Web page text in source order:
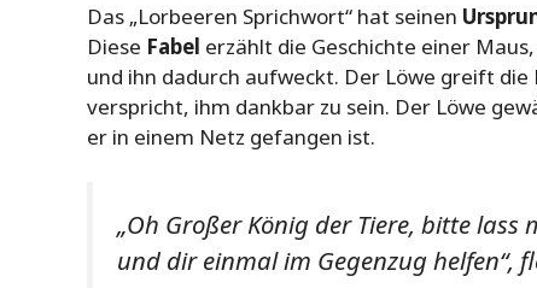
Das „Lorbeeren Sprichwort“ hat seinen
Diese Fabel erzählt die Geschichte einer
und ihn dadurch aufweckt. Der Löwe greift
verspricht, ihm dankbar zu sein. Der Löwe
er in einem Netz gefangen ist.
„Oh Großer König der Tiere, bitte
und dir einmal im Gegenzug helfen“,